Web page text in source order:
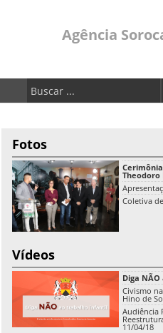
Agência
Fotos
Theodoro
Coletiva
Vídeos
Diga
Civismo
Hino de
Audiência
11/04/18